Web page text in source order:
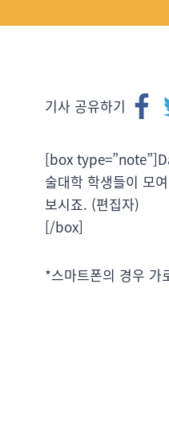
기사 공유하기
[box
술대학 학생들이 모
보시죠. (편집자)
[/box]
*스마트폰의 경우 가